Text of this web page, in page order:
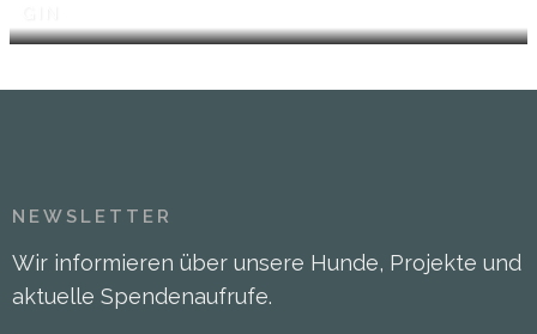
NEWSLETTER
Wir informieren über unsere Hunde, Projekte und
aktuelle Spendenaufrufe.